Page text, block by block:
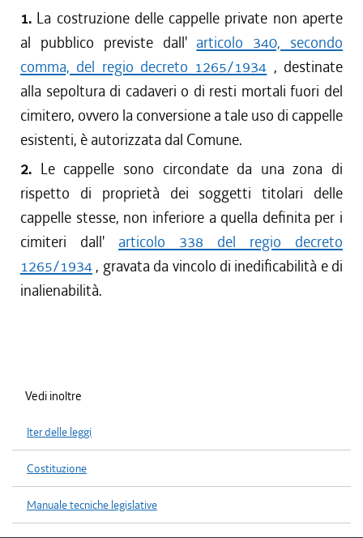
1. La costruzione delle cappelle private non aperte
al pubblico previste dall' articolo 340, secondo
comma, del regio decreto 1265/1934 , destinate
alla sepoltura di cadaveri o di resti mortali fuori del
cimitero, ovvero la conversione a tale uso di cappelle
esistenti, è autorizzata dal Comune.
2. Le cappelle sono circondate da una zona di
rispetto di proprietà dei soggetti titolari delle
cappelle stesse, non inferiore a quella definita per i
cimiteri dall' articolo 338 del regio decreto
1265/1934, gravata da vincolo di inedificabilità e di
inalienabilità.
Vedi inoltre
Iter delle leggi
Costituzione
Manuale tecniche legislative